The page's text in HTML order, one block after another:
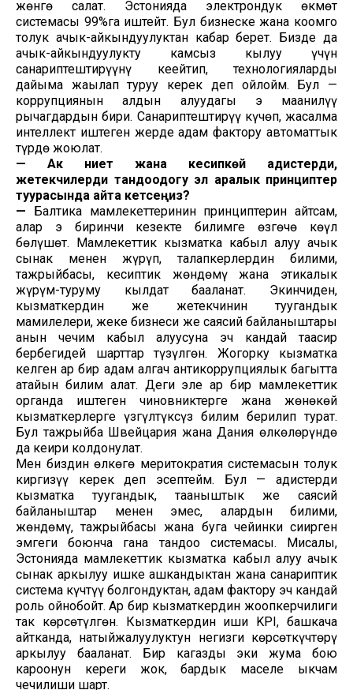
жөнгө салат. Эстонияда электрондук өкмөт
системасы 99%га иштейт. Бул бизнеске жана коомго
толук ачык-айкындуулуктан кабар берет. Бизде да
ачык-айкындуулукту камсыз кылуу үчүн
санариптештирүүнү кеңейтип, технологияларды
дайыма жаңылап туруу керек деп ойлойм. Бул —
коррупциянын алдын алуудагы эң маанилүү
рычагдардын бири. Санариптештирүү күчөп, жасалма
интеллект иштеген жерде адам фактору автоматтык
түрдө жоюлат.
— Ак ниет жана кесипкөй адистерди,
жетекчилерди тандоодогу эл аралык принциптер
туурасында айта кетсеңиз?
— Балтика мамлекеттеринин принциптерин айтсам,
алар эң биринчи кезекте билимге өзгөчө көңүл
бөлүшөт. Мамлекеттик кызматка кабыл алуу ачык
сынак менен жүрүп, талапкерлердин билими,
тажрыйбасы, кесиптик жөндөмү жана этикалык
жүрүм-туруму кылдат бааланат. Экинчиден,
кызматкердин же жетекчинин туугандык
мамилелери, жеке бизнеси же саясий байланыштары
анын чечим кабыл алуусуна эч кандай таасир
бербегидей шарттар түзүлгөн. Жогорку кызматка
келген ар бир адам алгач антикоррупциялык багытта
атайын билим алат. Деги эле ар бир мамлекеттик
органда иштеген чиновниктерге жана жөнөкөй
кызматкерлерге үзгүлтүксүз билим берилип турат.
Бул тажрыйба Швейцария жана Дания өлкөлөрүндө
да кеңири колдонулат.
Мен биздин өлкөгө меритократия системасын толук
киргизүү керек деп эсептейм. Бул — адистерди
кызматка туугандык, тааныштык же саясий
байланыштар менен эмес, алардын билими,
жөндөмү, тажрыйбасы жана буга чейинки сиңирген
эмгеги боюнча гана тандоо системасы. Мисалы,
Эстонияда мамлекеттик кызматка кабыл алуу ачык
сынак аркылуу ишке ашкандыктан жана санариптик
система күчтүү болгондуктан, адам фактору эч кандай
роль ойнобойт. Ар бир кызматкердин жоопкерчилиги
так көрсөтүлгөн. Кызматкердин иши KPI, башкача
айтканда, натыйжалуулуктун негизги көрсөткүчтөрү
аркылуу бааланат. Бир кагазды эки жума бою
кароонун кереги жок, бардык маселе ыкчам
чечилиши шарт.